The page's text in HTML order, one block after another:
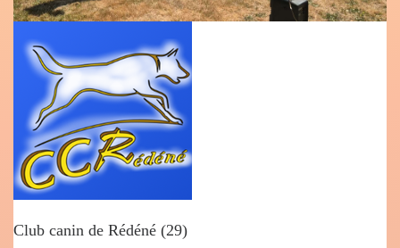
Club canin de Rédéné (29)